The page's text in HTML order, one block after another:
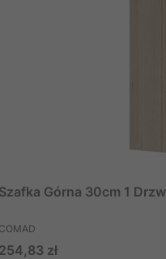
Szafka Górna 30cm 1
PRODUCENT
COMAD
Cena
254,83 zł